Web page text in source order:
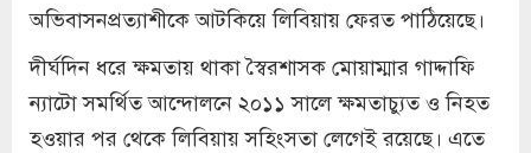
অভিবাসনপ্রত্যাশীকে আটকিয়ে লিবিয়ায় ফেরত পাঠিয়েছে।
দীর্ঘদিন ধরে ক্ষমতায় থাকা স্বৈরশাসক মোয়াম্মার গাদ্দাফি
ন্যাটো সমর্থিত আন্দোলনে ২০১১ সালে ক্ষমতাচ্যুত ও নিহত
হওয়ার পর থেকে লিবিয়ায় সহিংসতা লেগেই রয়েছে। এতে